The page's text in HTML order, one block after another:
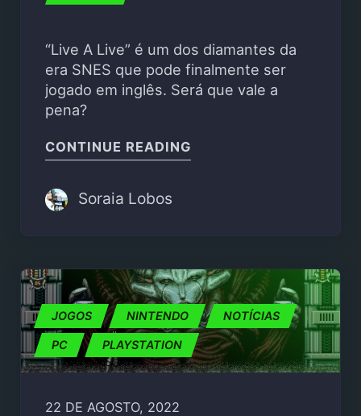
“Live A Live” é um dos diamantes da
era SNES que pode finalmente ser
jogado em inglês. Será que vale a
pena?
CONTINUE READING
Soraia Lobos
JOGOS NINTENDO NOTÍCIAS
PC PLAYSTATION
22 DE AGOSTO, 2022